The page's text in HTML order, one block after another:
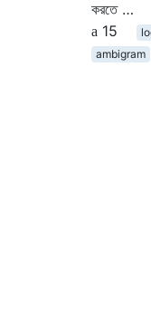
করতে …
15
ambigram